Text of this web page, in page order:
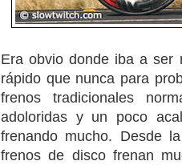
Era obvio donde iba a ser
rápido que nunca para
frenos tradicionales
adoloridas y un poco
frenando mucho. Desde
frenos de disco frenan